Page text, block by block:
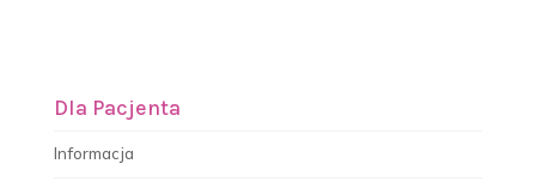
Dla Pacjenta
Informacja